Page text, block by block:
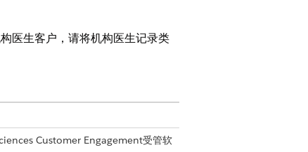
医生客户，请将机构医生记录类
Customer Engagement受管软